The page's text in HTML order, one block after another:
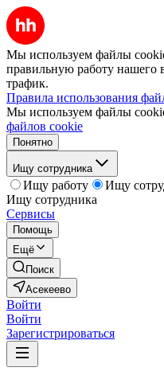
Мы используем файлы
правильную работу нашего
трафик.
Правила использования
Мы используем файлы
файлов cookie
Понятно
Ищу сотрудника
Ищу работу
Ищу
Ищу сотрудника
Сервисы
Помощь
Ещё
Поиск
Асекеево
Войти
Войти
Зарегистрироваться